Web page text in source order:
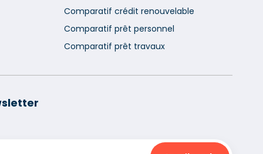
Comparatif crédit renouvelable
Comparatif prêt personnel
Comparatif prêt travaux